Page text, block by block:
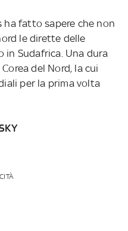
ha fatto sapere che non
le dirette delle
Sudafrica. Una dura
del Nord, la cui
per la prima volta